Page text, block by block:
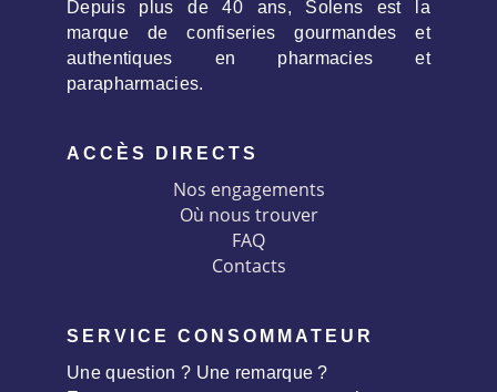
Depuis plus de 40 ans, Solens est la
marque de confiseries gourmandes et
authentiques en pharmacies et
parapharmacies.
ACCÈS DIRECTS
Nos engagements
Où nous trouver
FAQ
Contacts
SERVICE CONSOMMATEUR
Une question ? Une remarque ?